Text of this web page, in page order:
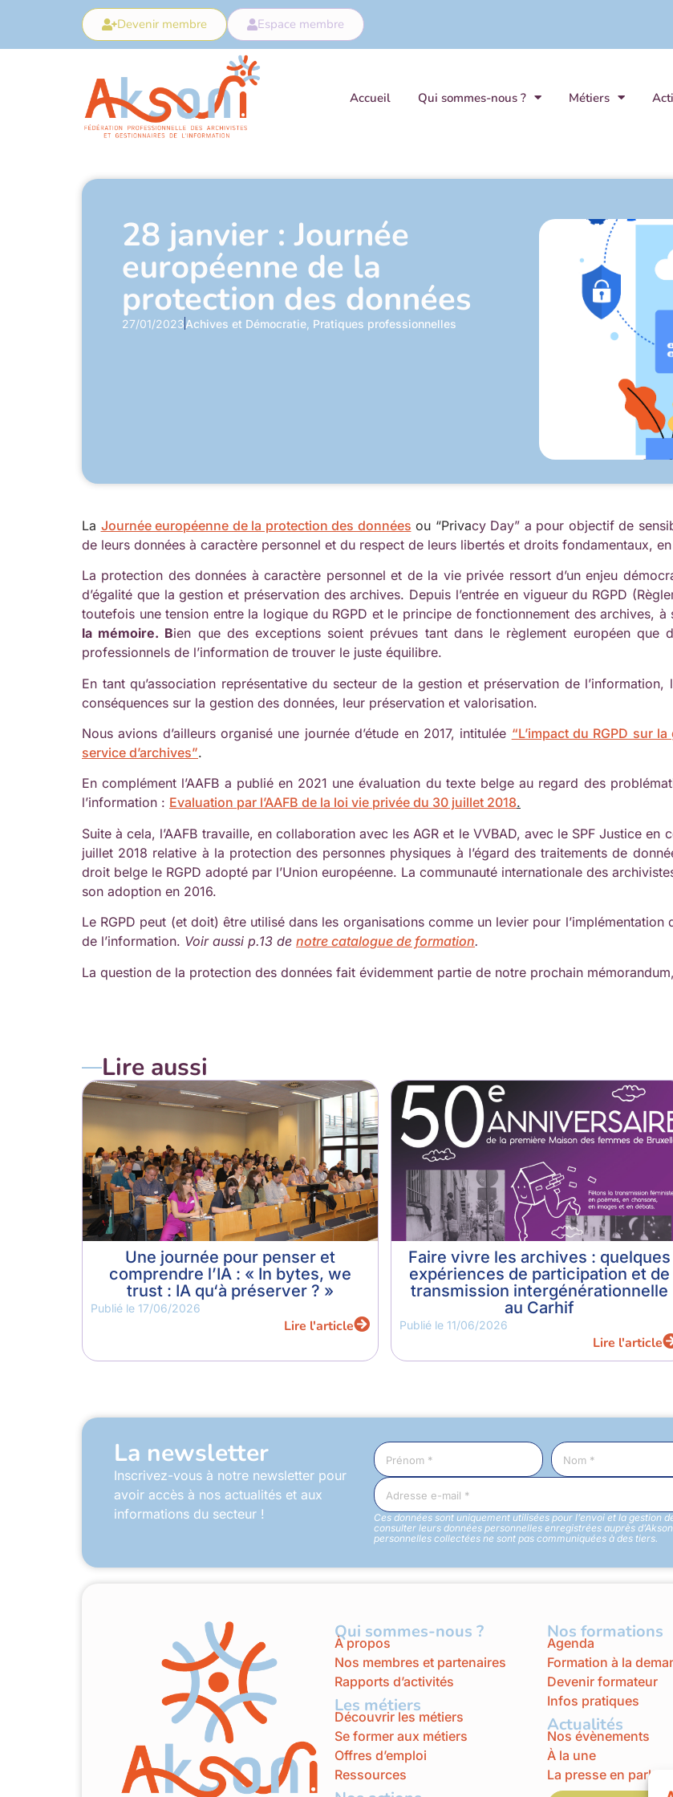
Devenir membre Espace membre
Accueil Qui sommes-nous ? Métiers
28 janvier : Journée
européenne de la
protection des données
27/01/2023Achives et Démocratie Pratiques professionnelles
La Journée européenne de la protection des données ou “Privacy Day” a pour objectif de
de leurs données à caractère personnel et du respect de leurs libertés et droits fondamentaux,
La protection des données à caractère personnel et de la vie privée ressort d’un enjeu
d’égalité que la gestion et préservation des archives. Depuis l’entrée en vigueur du RGPD
toutefois une tension entre la logique du RGPD et le principe de fonctionnement des archives, à
la mémoire. Bien que des exceptions soient prévues tant dans le règlement européen
professionnels de l’information de trouver le juste équilibre.
En tant qu’association représentative du secteur de la gestion et préservation de
conséquences sur la gestion des données, leur préservation et valorisation.
Nous avions d’ailleurs organisé une journée d’étude en 2017, intitulée “L’impact du RGPD sur
service d’archives”.
En complément l’AAFB a publié en 2021 une évaluation du texte belge au regard des
l’information : Evaluation par l’AAFB de la loi vie privée du 30 juillet 2018.
Suite à cela, l’AAFB travaille, en collaboration avec les AGR et le VVBAD, avec le SPF Justice
juillet 2018 relative à la protection des personnes physiques à l’égard des traitements de
droit belge le RGPD adopté par l’Union européenne. La communauté internationale des
son adoption en 2016.
Le RGPD peut (et doit) être utilisé dans les organisations comme un levier pour l’implémentation
de l’information. Voir aussi p.13 de notre catalogue de formation.
La question de la protection des données fait évidemment partie de notre prochain mémorandum,
Lire aussi
Une journée pour penser et
comprendre l’IA : « In bytes, we
trust : IA qu‘à préserver ? »
Publié le 17/06/2026
Lire l'article
Faire vivre les archives : quelques
expériences de participation et de
transmission intergénérationnelle
au Carhif
Publié le 11/06/2026
Lire l'article
La newsletter
Inscrivez-vous à notre newsletter pour
avoir accès à nos actualités et aux
informations du secteur !
Ces données sont uniquement utilisées pour l’envoi et la
consulter leurs données personnelles enregistrées auprès
personnelles collectées ne sont pas communiquées à des tiers.
Qui sommes-nous ?
À propos
Nos membres et partenaires
Rapports d’activités
Les métiers
Découvrir les métiers
Se former aux métiers
Offres d’emploi
Ressources
Nos formations
Agenda
Formation à la
Devenir formateur
Infos pratiques
Actualités
Nos évènements
À la une
La presse en parle